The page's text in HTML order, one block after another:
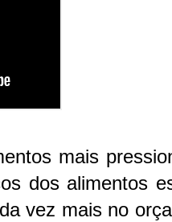
mais
dos alimentos
vez mais no